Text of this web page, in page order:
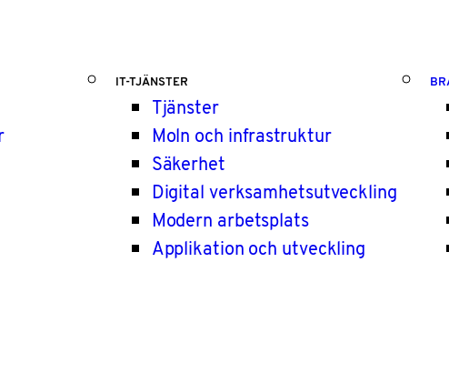
IT-TJÄNSTER
Tjänster
Moln och infrastruktur
Säkerhet
Digital verksamhetsutveckling
Modern arbetsplats
Applikation och utveckling